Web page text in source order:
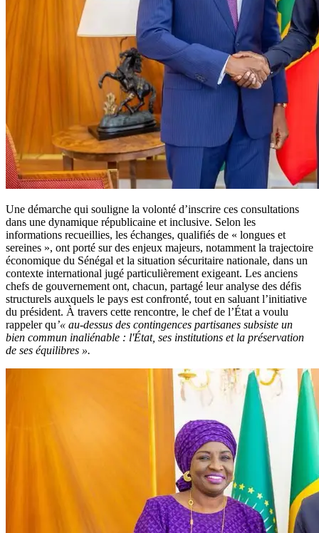
Une démarche qui souligne la volonté d’inscrire ces consultations
dans une dynamique républicaine et inclusive. Selon les
informations recueillies, les échanges, qualifiés de « longues et
sereines », ont porté sur des enjeux majeurs, notamment la trajectoire
économique du Sénégal et la situation sécuritaire nationale, dans un
contexte international jugé particulièrement exigeant. Les anciens
chefs de gouvernement ont, chacun, partagé leur analyse des défis
structurels auxquels le pays est confronté, tout en saluant l’initiative
du président. À travers cette rencontre, le chef de l’État a voulu
rappeler qu’« au-dessus des contingences partisanes subsiste un
bien commun inaliénable : l'État, ses institutions et la préservation
de ses équilibres ».